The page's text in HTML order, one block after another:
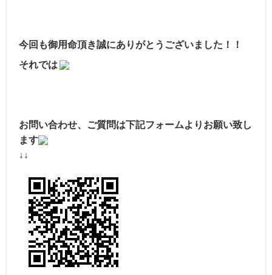
今回も御用命頂き誠にありがとうございました！！
それでは
お問い合わせ、ご質問は下記フォームよりお願い致し
ます
↓↓